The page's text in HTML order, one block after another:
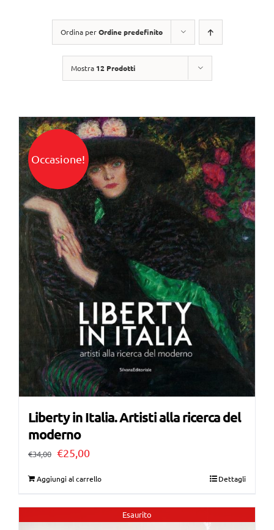
Ordina perOrdine predefinito
Mostra 12 Prodotti
Occasione!
Liberty in Italia. Artisti alla ricerca del
moderno
€34,00 Il
era:
€25,00Il
è:
Aggiungi al carrello Dettagli
Esaurito